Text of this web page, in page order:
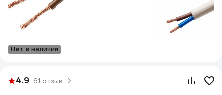
Нет в наличии
4.9 61 отзыв